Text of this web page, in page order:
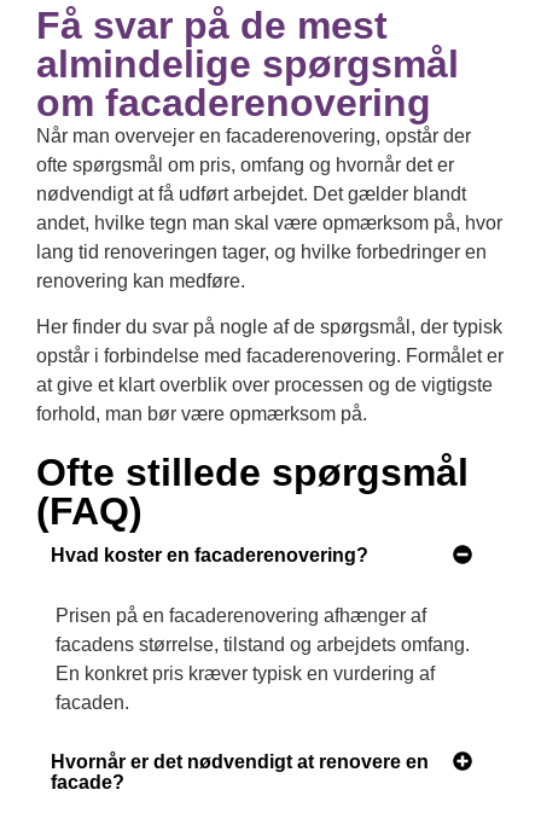
Ofte stillede spørgsmål
(FAQ)
Hvad koster en facaderenovering?
Prisen på en facaderenovering afhænger af
facadens størrelse, tilstand og arbejdets omfang.
En konkret pris kræver typisk en vurdering af
facaden.
Hvornår er det nødvendigt at renovere en
facade?
Få svar på de mest
almindelige spørgsmål
om facaderenovering
Når man overvejer en facaderenovering, opstår der
ofte spørgsmål om pris, omfang og hvornår det er
nødvendigt at få udført arbejdet. Det gælder blandt
andet, hvilke tegn man skal være opmærksom på, hvor
lang tid renoveringen tager, og hvilke forbedringer en
renovering kan medføre.
Her finder du svar på nogle af de spørgsmål, der typisk
opstår i forbindelse med facaderenovering. Formålet er
at give et klart overblik over processen og de vigtigste
forhold, man bør være opmærksom på.